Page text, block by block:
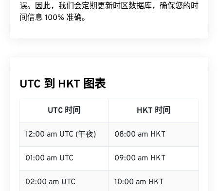
误。因此，我们会定期更新时区数据库，确保您的时
间信息 100% 准确。
UTC 到 HKT 图表
UTC 时间 HKT 时间
12:00 am UTC (午夜) 08:00 am HKT
01:00 am UTC 09:00 am HKT
02:00 am UTC 10:00 am HKT